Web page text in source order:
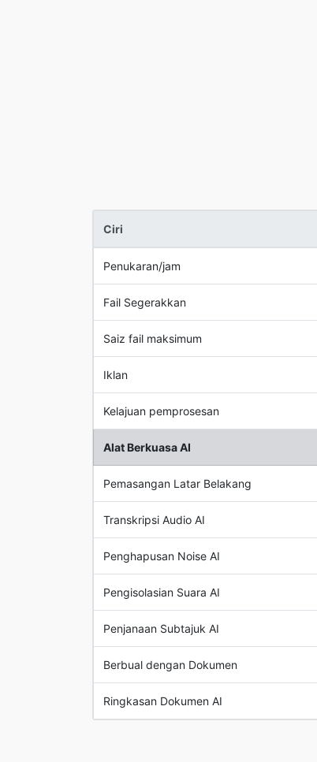
Ciri
Penukaran/jam
Fail Segerakkan
Saiz fail maksimum
Iklan
Kelajuan pemprosesan
Alat Berkuasa AI
Pemasangan Latar Belakang
Transkripsi Audio AI
Penghapusan Noise AI
Pengisolasian Suara AI
Penjanaan Subtajuk AI
Berbual dengan Dokumen
Ringkasan Dokumen AI